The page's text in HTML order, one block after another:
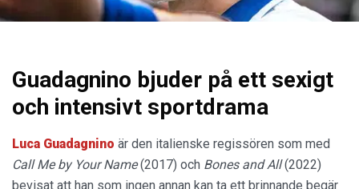
Guadagnino bjuder på ett sexigt
och intensivt sportdrama
Luca Guadagnino är den italienske regissören som med
Call Me by Your Name(2017) och Bones and All(2022)
bevisat att han som ingen annan kan ta ett brinnande begär